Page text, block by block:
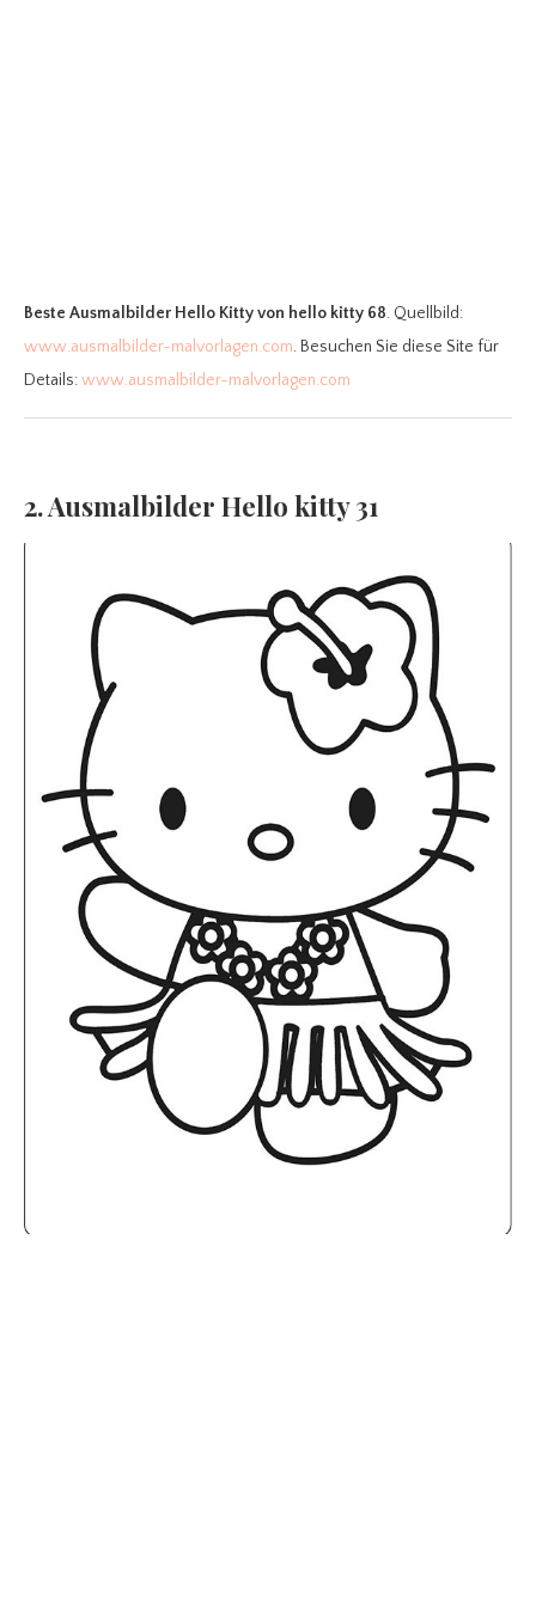
Beste Ausmalbilder Hello Kittyvon hello kitty 68. Quellbild:
www.ausmalbilder-malvorlagen.com. Besuchen Sie diese Site für
Details:www.ausmalbilder-malvorlagen.com
2. Ausmalbilder Hello kitty 31